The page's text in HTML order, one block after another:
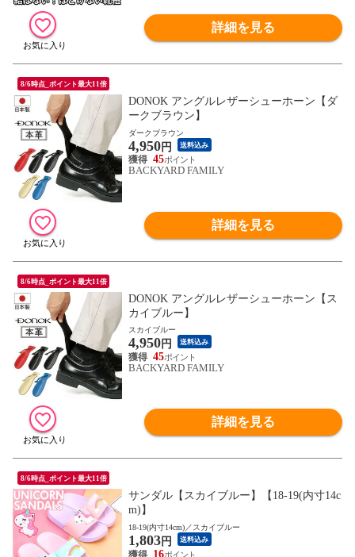
詳細を見る
8/6時点_ポイント最大11倍
DONOK アングルレザーシューホーン【ダ
ークブラウン】
ダークブラウン
4,950円 送料込み
45
BACKYARD FAMILY
詳細を見る
8/6時点_ポイント最大11倍
DONOK アングルレザーシューホーン【ス
カイブルー】
スカイブルー
4,950円 送料込み
45
BACKYARD FAMILY
詳細を見る
8/6時点_ポイント最大11倍
サンダル【スカイブルー】【18-19(内寸14c
m)】
18-19(内寸14cm)／スカイブルー
1,803円 送料込み
16